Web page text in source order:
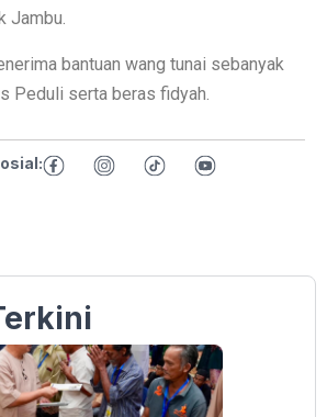
Jambu.
bantuan wang tunai sebanyak
Peduli serta beras fidyah.